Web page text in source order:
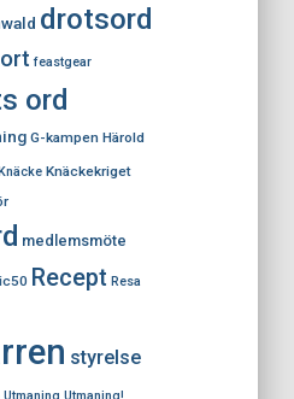
drotsord
feastgear
ord
G-kampen Härold
Knäckekriget
medlemsmöte
Recept Resa
styrelse
Utmaning Utmaning!